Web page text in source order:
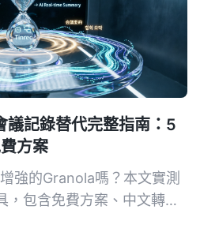
記錄替代完整指南：5
方案
強的Granola嗎？本文實測
，包含免費方案、中文轉寫